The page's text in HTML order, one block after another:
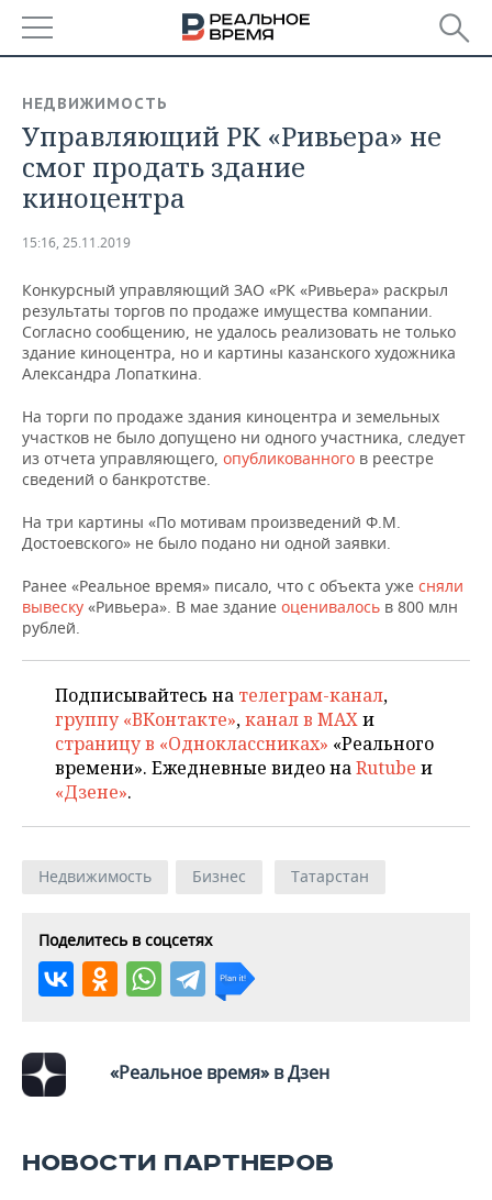
БАШКОРТОСТАН
ТАТАРСТАН
НОВОСТИ
АНАЛИТИКА
ДЕКЛАРАЦИИ О ДОХОДАХ
КОРОЛИ ГОСЗАКАЗА ПФО
ВУЗЫ ТАТАРСТАНА
КОМУ ПРИНАДЛЕЖАТ
ТОРГОВЫЕ ЦЕНТРЫ
ТАТАРСТАНА
НОВОСТИ ЭКОНОМИКИ
ФИНАНСЫ
БАНКИ
БЮДЖЕТ
ИНВЕСТИЦИИ
ПРОМЫШЛЕННОСТЬ
НОВОСТИ
ПРОМЫШЛЕННОСТИ
МАШИНОСТРОЕНИЕ
НЕФТЬ
ОПК
НЕДВИЖИМОСТЬ
НОВОСТИ НЕДВИЖИМОСТИ
АВТО
НОВОСТИ АВТО
БИЗНЕС
НОВОСТИ БИЗНЕСА
РОЗНИЧНАЯ ТОРГОВЛЯ
ТРАНСПОРТ
УСЛУГИ
ТЕХНОЛОГИИ
НОВОСТИ ТЕХНОЛОГИЙ
IT
МЕДИА
ТЕЛЕКОММУНИКАЦИИ
МЕРОПРИЯТИЯ
НОВОСТИ МЕРОПРИЯТИЙ
ВЫЕЗДНАЯ РЕДАКЦИЯ
БИЗНЕС-БРАНЧИ
ONLINE-КОНФЕРЕНЦИИ
ОТКРЫТАЯ ЛЕКЦИЯ
СПОРТ
НОВОСТИ СПОРТА
ФУТБОЛ
ХОККЕЙ
БАСКЕТБОЛ
КИБЕРСПОРТ
ФИГУРНОЕ КАТАНИЕ
ВОДНЫЕ ВИДЫ СПОРТА
ОБЩЕСТВО
НОВОСТИ ОБЩЕСТВА
ВЛАСТЬ
ИНФРАСТРУКТУРА
КУЛЬТУРА
МЕДИЦИНА
ОБРАЗОВАНИЕ
ФОТОГАЛЕРЕЯ
СЮЖЕТЫ
СПРАВОЧНИК
СПИСОК КОМПАНИЙ
НЕДВИЖИМОСТЬ
Управляющий РК «Ривьера» не
смог продать здание
киноцентра
15:16, 25.11.2019
Конкурсный управляющий ЗАО «РК «Ривьера» раскрыл
результаты торгов по продаже имущества компании.
Согласно сообщению, не удалось реализовать не только
здание киноцентра, но и картины казанского художника
Александра Лопаткина.
На торги по продаже здания киноцентра и земельных
участков не было допущено ни одного участника, следует
из отчета управляющего, опубликованного в реестре
сведений о банкротстве.
На три картины «По мотивам произведений Ф.М.
Достоевского» не было подано ни одной заявки.
Ранее «Реальное время» писало, что с объекта уже сняли
вывеску «Ривьера». В мае здание оценивалось в 800 млн
рублей.
Подписывайтесь на телеграм-канал,
группу «ВКонтакте»,канал в MAXи
страницу в «Одноклассниках» «Реального
времени». Ежедневные видео наRutube и
«Дзене».
Недвижимость Бизнес Татарстан
Поделитесь в соцсетях
«Реальное время» в Дзен
НОВОСТИ ПАРТНЕРОВ